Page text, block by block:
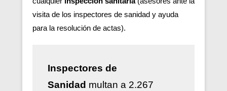
visita de los inspectores de sanidad y ayuda
para la resolución de actas).
Inspectores de
Sanidad multan a 2.267